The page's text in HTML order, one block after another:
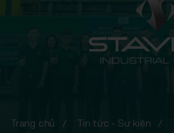
Trang chủ Tin tức - Sự kiện